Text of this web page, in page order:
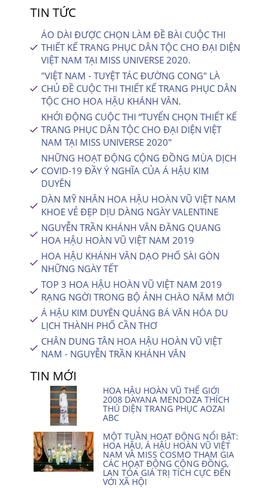
TIN TỨC
ÁO DÀI ĐƯỢC CHỌN LÀM ĐỀ BÀI CUỘC THI
THIẾT KẾ TRANG PHỤC DÂN TỘC CHO ĐẠI DIỆN
VIỆT NAM TẠI MISS UNIVERSE 2020.
"VIỆT NAM - TUYỆT TÁC ĐƯỜNG CONG" LÀ
CHỦ ĐỀ CUỘC THI THIẾT KẾ TRANG PHỤC DÂN
TỘC CHO HOA HẬU KHÁNH VÂN.
KHỞI ĐỘNG CUỘC THI “TUYỂN CHỌN THIẾT KẾ
TRANG PHỤC DÂN TỘC CHO ĐẠI DIỆN VIỆT
NAM TẠI MISS UNIVERSE 2020″
NHỮNG HOẠT ĐỘNG CỘNG ĐỒNG MÙA DỊCH
COVID-19 ĐẦY Ý NGHĨA CỦA Á HẬU KIM
DUYÊN
DÀN MỸ NHÂN HOA HẬU HOÀN VŨ VIỆT NAM
KHOE VẺ ĐẸP DỊU DÀNG NGÀY VALENTINE
NGUYỄN TRẦN KHÁNH VÂN ĐĂNG QUANG
HOA HẬU HOÀN VŨ VIỆT NAM 2019
HOA HẬU KHÁNH VÂN DẠO PHỐ SÀI GÒN
NHỮNG NGÀY TẾT
TOP 3 HOA HẬU HOÀN VŨ VIỆT NAM 2019
RẠNG NGỜI TRONG BỘ ẢNH CHÀO NĂM MỚI
Á HẬU KIM DUYÊN QUẢNG BÁ VĂN HÓA DU
LỊCH THÀNH PHỐ CẦN THƠ
CHÂN DUNG TÂN HOA HẬU HOÀN VŨ VIỆT
NAM - NGUYỄN TRẦN KHÁNH VÂN
TIN MỚI
HOA HẬU HOÀN VŨ THẾ GIỚI
2008 DAYANA MENDOZA THÍCH
THÚ DIỆN TRANG PHỤC AOZAI
ABC
MỘT TUẦN HOẠT ĐỘNG NỔI BẬT:
HOA HẬU, Á HẬU HOÀN VŨ VIỆT
NAM VÀ MISS COSMO THAM GIA
CÁC HOẠT ĐỘNG CỘNG ĐỒNG,
LAN TỎA GIÁ TRỊ TÍCH CỰC ĐẾN
VỚI XÃ HỘI